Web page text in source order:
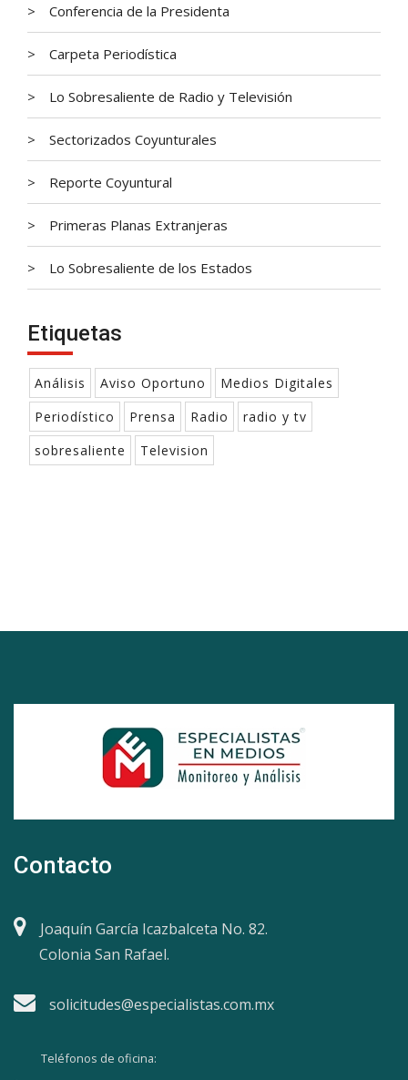
Conferencia de la Presidenta
Carpeta Periodística
Lo Sobresaliente de Radio y Televisión
Sectorizados Coyunturales
Reporte Coyuntural
Primeras Planas Extranjeras
Lo Sobresaliente de los Estados
Etiquetas
Análisis Aviso Oportuno
Medios Digitales
Periodístico
Prensa Radio
radio y tv
sobresaliente
Television
Contacto
Joaquín García Icazbalceta No. 82.
Colonia San Rafael.
solicitudes@especialistas.com.mx
Teléfonos de oficina: